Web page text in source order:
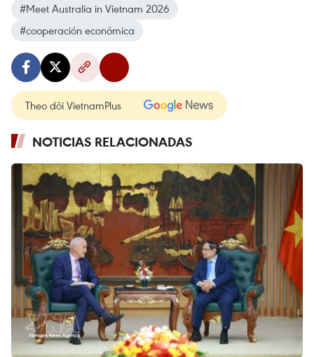
#Meet Australia in Vietnam 2026
#cooperación económica
Theo dõi VietnamPlus
NOTICIAS RELACIONADAS